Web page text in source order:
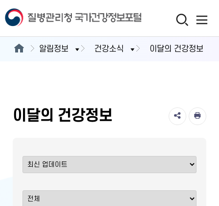
알림정보 건강소식 이달의 건강정보
이달의 건강정보